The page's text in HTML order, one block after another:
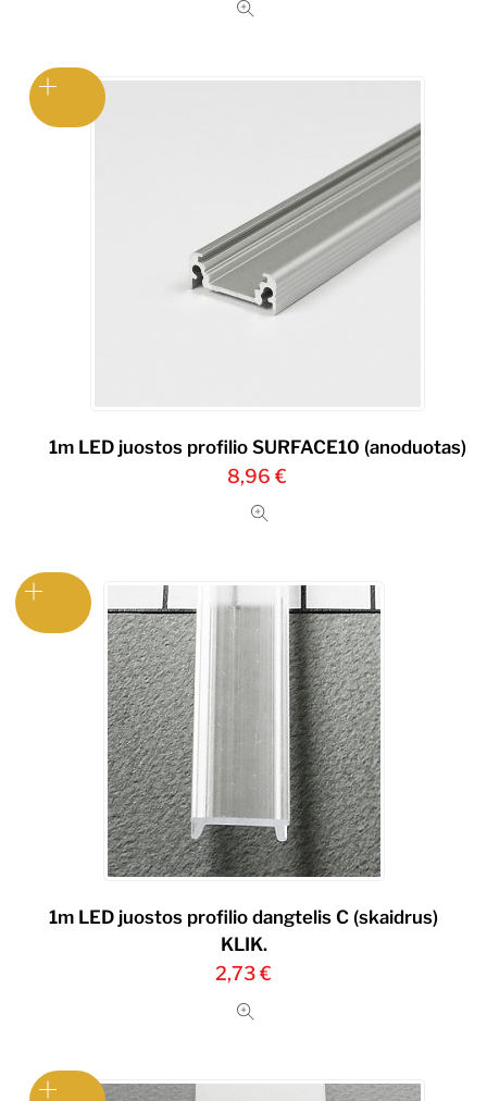
1m LED juostos profilio SURFACE10 (anoduotas)
8,96€
1m LED juostos profilio dangtelis C (skaidrus)
KLIK.
2,73€